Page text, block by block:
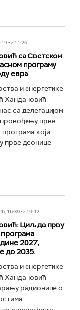
-> 11:26
са Светском
програму
евра
и енергетике
Хандановић
са делегацијом
прве
који
прве деонице
16:39 -> 19:42
Циљ да прву
2027,
до 2035.
и енергетике
Хандановић
радионице о